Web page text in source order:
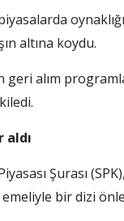
altına koydu.
alım
aldı
Şurası
bir dizi